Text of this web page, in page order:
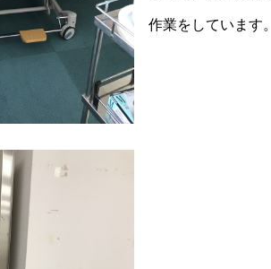
作業をしています。